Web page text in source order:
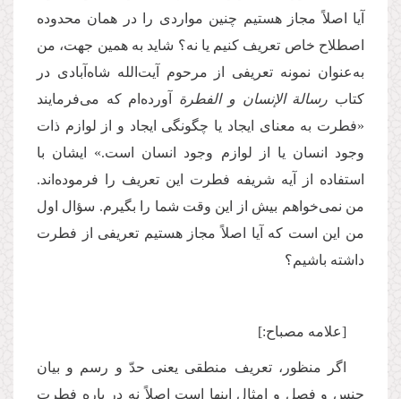
آیا اصلاً‌ مجاز هستیم چنین مواردی را در همان محدوده
اصطلاح خاص تعریف کنیم یا نه؟‌ شاید به همین جهت، من
به‌عنوان نمونه تعریفی از مرحوم آیت‌الله شاه‌آبادی در
کتاب رسالة الإنسان و الفطرة آورده‌ام که می‌فرمایند
«فطرت به معنای ایجاد یا چگونگی ایجاد و از لوازم ذات
وجود انسان یا از لوازم وجود انسان است.» ایشان با
استفاده از آیه شریفه فطرت این تعریف را فرموده‌اند.
من نمی‌خواهم بیش از این وقت شما را بگیرم. سؤال اول
من این است که آیا اصلاً‌ مجاز هستیم تعریفی از فطرت
داشته باشیم؟
[علامه مصباح:]
اگر منظور، تعریف منطقی یعنی حدّ‌ و رسم و بیان
جنس و فصل و امثال اینها است اصلاً نه در باره فطرت